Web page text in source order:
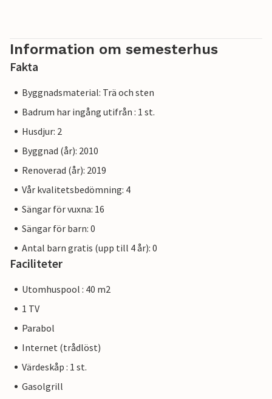
Information om semesterhus
Fakta
Byggnadsmaterial: Trä och sten
Badrum har ingång utifrån : 1 st.
Husdjur: 2
Byggnad (år): 2010
Renoverad (år): 2019
Vår kvalitetsbedömning: 4
Sängar för vuxna: 16
Sängar för barn: 0
Antal barn gratis (upp till 4 år): 0
Faciliteter
Utomhuspool : 40 m2
1 TV
Parabol
Internet (trådlöst)
Värdeskåp : 1 st.
Gasolgrill